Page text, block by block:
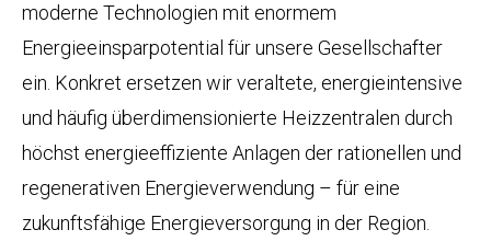
moderne Technologien mit enormem
Energieeinsparpotential für unsere Gesellschafter
ein. Konkret ersetzen wir veraltete, energieintensive
und häufig überdimensionierte Heizzentralen durch
höchst energieeffiziente Anlagen der rationellen und
regenerativen Energieverwendung – für eine
zukunftsfähige Energieversorgung in der Region.